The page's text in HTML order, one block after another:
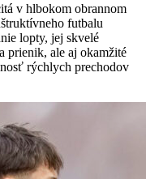
v hlbokom obrannom
futbalu
lopty, jej skvelé
prienik, ale aj okamžité
rýchlych prechodov